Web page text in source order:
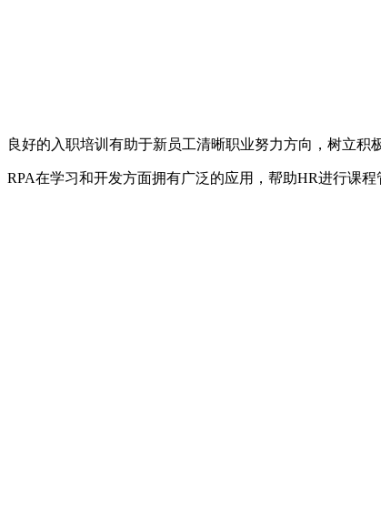
良好的入职培训有助于新员工清晰职业努力方向，树立积
RPA在学习和开发方面拥有广泛的应用，帮助HR进行课